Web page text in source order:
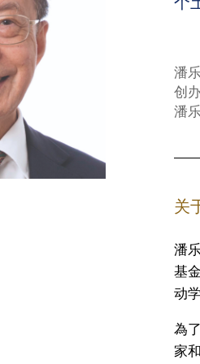
潘
创
潘
关
潘
基
动
為
家